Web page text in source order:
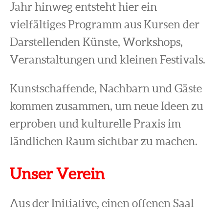
Jahr hinweg entsteht hier ein
vielfältiges Programm aus Kursen der
Darstellenden Künste, Workshops,
Veranstaltungen und kleinen Festivals.
Kunstschaffende, Nachbarn und Gäste
kommen zusammen, um neue Ideen zu
erproben und kulturelle Praxis im
ländlichen Raum sichtbar zu machen.
Unser Verein
Aus der Initiative, einen offenen Saal